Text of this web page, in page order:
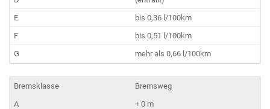
bis 0,36 l/100km
bis 0,51 l/100km
mehr als 0,66 l/100km
Bremsweg
+ 0 m